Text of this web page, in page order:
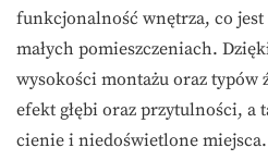
funkcjonalność wnętrza, co
małych pomieszczeniach.
wysokości montażu oraz typów
efekt głębi oraz przytulności, a
cienie i niedoświetlone miejsca.